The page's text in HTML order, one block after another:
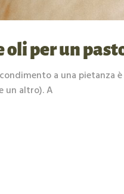
oli per un
a una pietanza
un altro). A